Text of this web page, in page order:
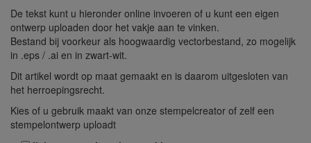
De tekst kunt u hieronder online invoeren of u kunt een eigen
ontwerp uploaden door het vakje aan te vinken.
Bestand bij voorkeur als hoogwaardig vectorbestand, zo mogelijk
in .eps / .ai en in zwart-wit.
Dit artikel wordt op maat gemaakt en is daarom uitgesloten van
het herroepingsrecht.
Kies of u gebruik maakt van onze stempelcreator of zelf een
stempelontwerp uploadt